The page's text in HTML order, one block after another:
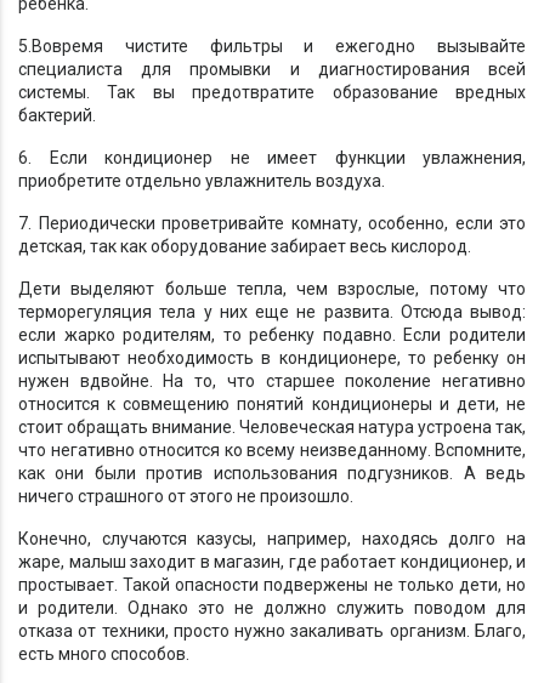
5.Вовремя чистите фильтры и ежегодно вызывайте
специалиста для промывки и диагностирования всей
системы. Так вы предотвратите образование вредных
бактерий.
6. Если кондиционер не имеет функции увлажнения,
приобретите отдельно увлажнитель воздуха.
7. Периодически проветривайте комнату, особенно, если это
детская, так как оборудование забирает весь кислород.
Дети выделяют больше тепла, чем взрослые, потому что
терморегуляция тела у них еще не развита. Отсюда вывод:
если жарко родителям, то ребенку подавно. Если родители
испытывают необходимость в кондиционере, то ребенку он
нужен вдвойне. На то, что старшее поколение негативно
относится к совмещению понятий кондиционеры и дети, не
стоит обращать внимание. Человеческая натура устроена так,
что негативно относится ко всему неизведанному. Вспомните,
как они были против использования подгузников. А ведь
ничего страшного от этого не произошло.
Конечно, случаются казусы, например, находясь долго на
жаре, малыш заходит в магазин, где работает кондиционер, и
простывает. Такой опасности подвержены не только дети, но
и родители. Однако это не должно служить поводом для
отказа от техники, просто нужно закаливать организм. Благо,
есть много способов.